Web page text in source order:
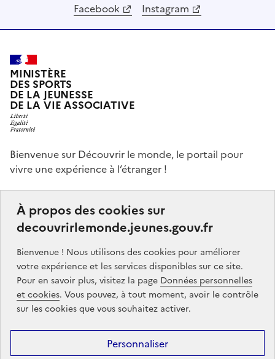
Facebook Instagram
MINISTÈRE
DES SPORTS
DE LA JEUNESSE
DE LA VIE ASSOCIATIVE
Bienvenue sur Découvrir le monde, le portail pour
vivre une expérience à l’étranger !
de vous guider dans vos choix et de vous aider à
finaliser votre projet de séjour à l’étranger, que ce soit,
un volontariat.
Partners
gouvernement.fr legifrance.gouv.fr
service-public.gouv.fr
Mentions légales Données personnelles Accessibilité : partiellement
À propos des cookies sur
decouvrirlemonde.jeunes.gouv.fr
Bienvenue ! Nous utilisons des cookies pour améliorer
votre expérience et les services disponibles sur ce site.
Pour en savoir plus, visitez la page Données personnelles
et cookies. Vous pouvez, à tout moment, avoir le contrôle
sur les cookies que vous souhaitez activer.
Personnaliser